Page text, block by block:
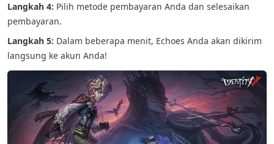
Langkah 4: Pilih metode pembayaran Anda dan selesaikan
pembayaran.
Langkah 5: Dalam beberapa menit, Echoes Anda akan dikirim
langsung ke akun Anda!